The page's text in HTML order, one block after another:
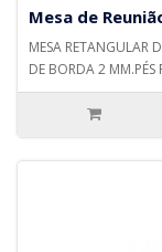
Mesa de
MESA RETANGULAR
DE BORDA 2 MM.PÉS